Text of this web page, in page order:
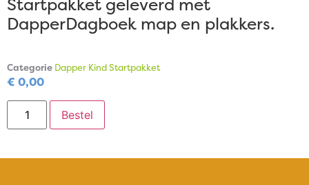
DapperDagboek map en plakkers.
Categorie Dapper Kind Startpakket
€ 0,00
Bestel